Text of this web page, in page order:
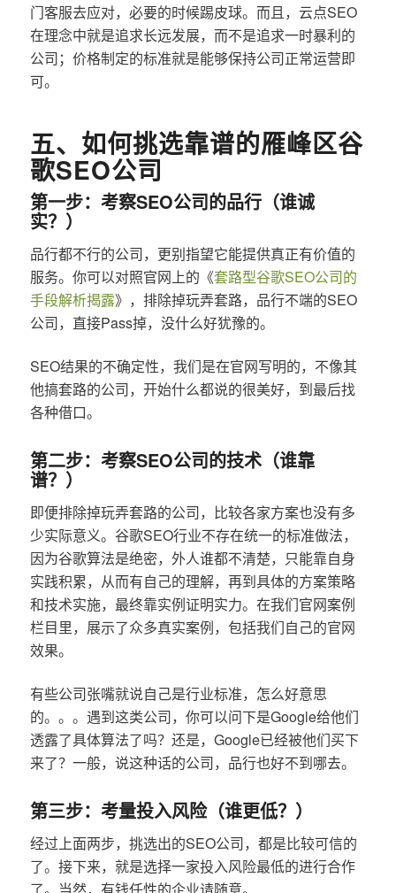
门客服去应对，必要的时候踢皮球。而且，云点SEO
在理念中就是追求长远发展，而不是追求一时暴利的
公司；价格制定的标准就是能够保持公司正常运营即
可。
五、如何挑选靠谱的雁峰区谷
歌SEO公司
第一步：考察SEO公司的品行（谁诚
实？）
品行都不行的公司，更别指望它能提供真正有价值的
服务。你可以对照官网上的《套路型谷歌SEO公司的
手段解析揭露》，排除掉玩弄套路，品行不端的SEO
公司，直接Pass掉，没什么好犹豫的。
SEO结果的不确定性，我们是在官网写明的，不像其
他搞套路的公司，开始什么都说的很美好，到最后找
各种借口。
第二步：考察SEO公司的技术（谁靠
谱？）
即便排除掉玩弄套路的公司，比较各家方案也没有多
少实际意义。谷歌SEO行业不存在统一的标准做法，
因为谷歌算法是绝密，外人谁都不清楚，只能靠自身
实践积累，从而有自己的理解，再到具体的方案策略
和技术实施，最终靠实例证明实力。在我们官网案例
栏目里，展示了众多真实案例，包括我们自己的官网
效果。
有些公司张嘴就说自己是行业标准，怎么好意思
的。。。遇到这类公司，你可以问下是Google给他们
透露了具体算法了吗？还是，Google已经被他们买下
来了？一般，说这种话的公司，品行也好不到哪去。
第三步：考量投入风险（谁更低？）
经过上面两步，挑选出的SEO公司，都是比较可信的
了。接下来，就是选择一家投入风险最低的进行合作